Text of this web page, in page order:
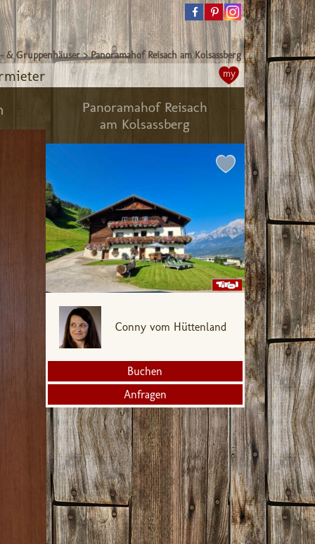
& Gruppenhäuser >Panoramahof Reisach am Kolsassberg
my
Panoramahof Reisach
am Kolsassberg
Conny vom Hüttenland
Buchen
Anfragen